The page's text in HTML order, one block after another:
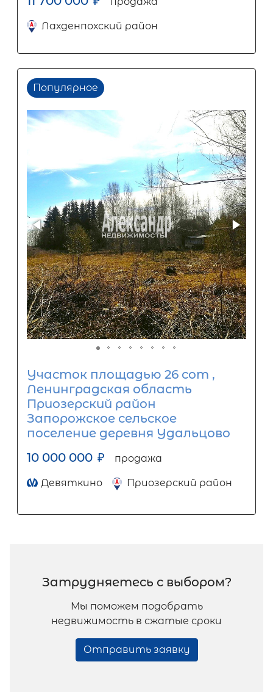
Лахденпохский район
Популярное
Участок площадью 26 сот ,
Ленинградская область
Приозерский район
Запорожское сельское
поселение деревня Удальцово
10 000 000 ₽ продажа
Девяткино Приозерский район
Затрудняетесь с выбором?
Мы поможем подобрать
недвижимость в сжатые сроки
Отправить заявку